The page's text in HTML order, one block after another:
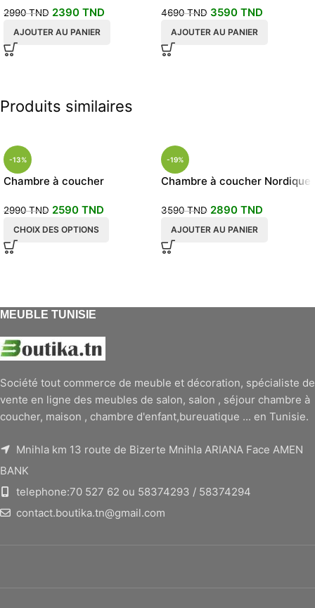
2990TND 2390 TND
AJOUTER AU PANIER
4690TND 3590 TND
AJOUTER AU PANIER
Produits similaires
-13%
Chambre à coucher
2990TND 2590 TND
CHOIX DES OPTIONS
-19%
Chambre à coucher Nordique
3590TND 2890 TND
AJOUTER AU PANIER
MEUBLE TUNISIE
Société tout commerce de meuble et décoration, spécialiste de
vente en ligne des meubles de salon, salon , séjour chambre à
coucher, maison , chambre d'enfant,bureuatique ... en Tunisie.
Mnihla km 13 route de Bizerte Mnihla ARIANA Face AMEN
BANK
telephone:70 527 62 ou 58374293 / 58374294
contact.boutika.tn@gmail.com